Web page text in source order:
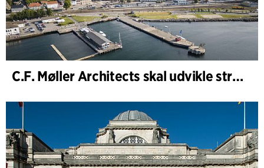
C.F. Møller Architects skal udvikle strategien for ”Knutepunkt Larvik og indre havn”